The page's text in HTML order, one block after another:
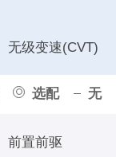
选配 无
无级变速(CVT)
前置前驱